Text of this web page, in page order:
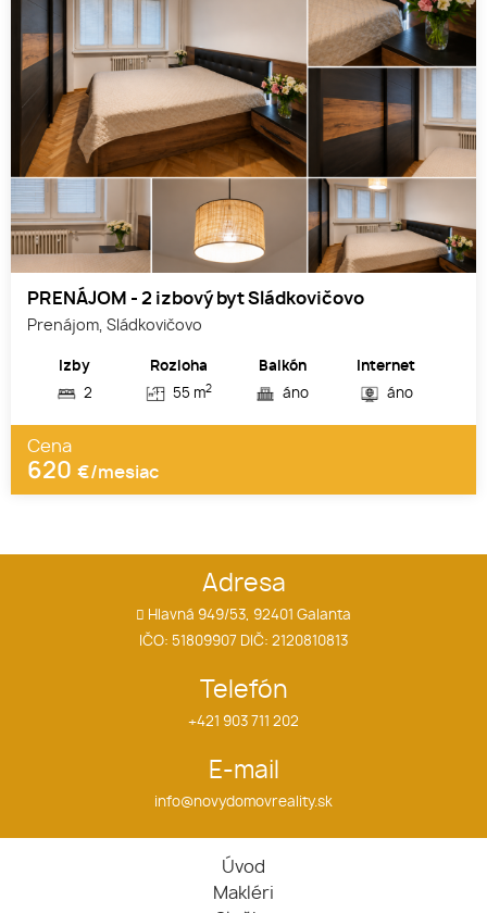
PRENÁJOM - 2 izbový byt Sládkovičovo
Prenájom, Sládkovičovo
Izby
2
Rozloha
55 m2
Balkón
áno
Internet
áno
Cena
620 €/mesiac
Adresa
Hlavná 949/53, 92401 Galanta
IČO: 51809907 DIČ: 2120810813
Telefón
+421 903 711 202
E-mail
info@novydomovreality.sk
Úvod
Makléri